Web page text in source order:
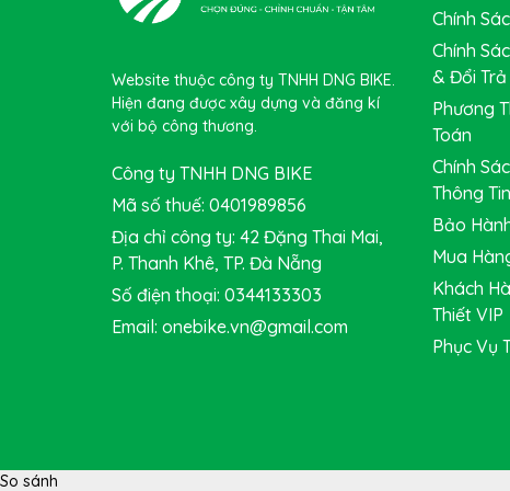
Ngăn lưu trữ bên trong đẹp mắt mang đến
Website thuộc công ty TNHH DNG BIKE.
Hiện đang được xây dựng và đăng kí
với bộ công thương.
Công ty TNHH DNG BIKE
Mã số thuế: 0401989856
Địa chỉ công ty: 42 Đặng Thai Mai,
P. Thanh Khê, TP. Đà Nẵng
Số điện thoại: 0344133303
Email: onebike.vn@gmail.com
Chính
Chính
& Đổi Trả
Phương
Toán
Chính
Thông Tin
Bảo
Mua
Khách
Thiết VIP
Phục Vụ
So sánh